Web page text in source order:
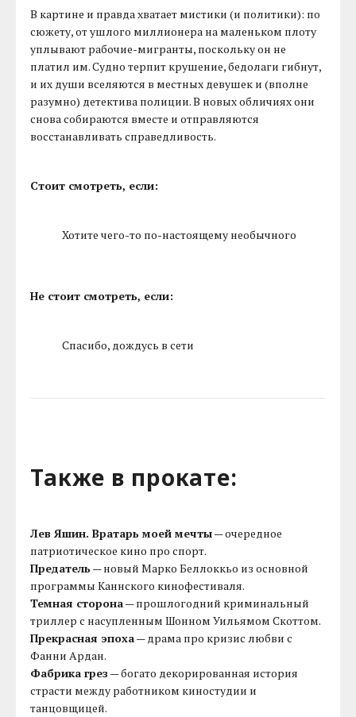
В картине и правда хватает мистики (и политики): по
сюжету, от ушлого миллионера на маленьком плоту
уплывают рабочие-мигранты, поскольку он не
платил им. Судно терпит крушение, бедолаги гибнут,
и их души вселяются в местных девушек и (вполне
разумно) детектива полиции. В новых обличиях они
снова собираются вместе и отправляются
восстанавливать справедливость.
Стоит смотреть, если:
Хотите чего-то по-настоящему необычного
Не стоит смотреть, если:
Спасибо, дождусь в сети
Также в прокате:
Лев Яшин. Вратарь моей мечты— очередное
патриотическое кино про спорт.
Предатель— новый Марко Беллоккьо из основной
программы Каннского кинофестиваля.
Темная сторона— прошлогодний криминальный
триллер с насупленным Шонном Уильямом Скоттом.
Прекрасная эпоха— драма про кризис любви с
Фанни Ардан.
Фабрика грез — богато декорированная история
страсти между работником киностудии и
танцовщицей.